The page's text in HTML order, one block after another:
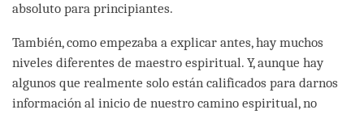
absoluto para principiantes.
También, como empezaba a explicar antes, hay muchos
niveles diferentes de maestro espiritual. Y, aunque hay
algunos que realmente solo están calificados para darnos
información al inicio de nuestro camino espiritual, no